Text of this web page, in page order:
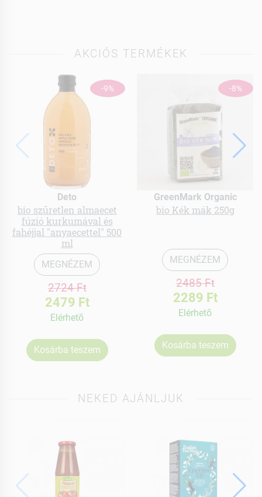
AKCIÓS TERMÉKEK
-9%
Deto
bio szűretlen almaecet
fúzió kurkumával és
fahéjjal "anyaecettel" 500
ml
MEGNÉZEM
2724 Ft
2479 Ft
Elérhetõ
Kosárba teszem
-8%
GreenMark Organic
bio Kék mák 250g
MEGNÉZEM
2485 Ft
2289 Ft
Elérhetõ
Kosárba teszem
NEKED AJÁNLJUK